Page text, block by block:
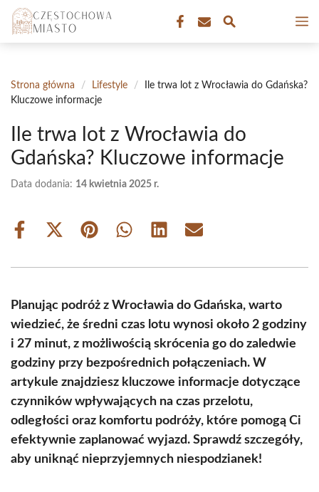
Przejdź
treści
Strona główna / Lifestyle /
Ile trwa lot z Wrocławia do Gdańska?
Kluczowe informacje
Ile trwa lot z Wrocławia do
Gdańska? Kluczowe informacje
Data dodania: 14 kwietnia 2025 r.
Share
Share
(Twitter)
Share Share Share Share
Planując podróż z Wrocławia do Gdańska, warto
wiedzieć, że średni czas lotu wynosi około 2 godziny
i 27 minut, z możliwością skrócenia go do zaledwie
godziny przy bezpośrednich połączeniach. W
artykule znajdziesz kluczowe informacje dotyczące
czynników wpływających na czas przelotu,
odległości oraz komfortu podróży, które pomogą Ci
efektywnie zaplanować wyjazd. Sprawdź szczegóły,
aby uniknąć nieprzyjemnych niespodzianek!